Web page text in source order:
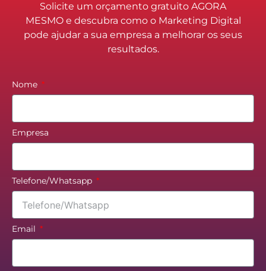
Solicite um orçamento gratuito AGORA
MESMO e descubra como o Marketing Digital
pode ajudar a sua empresa a melhorar os seus
resultados.
Nome
Empresa
Telefone/Whatsapp
Email